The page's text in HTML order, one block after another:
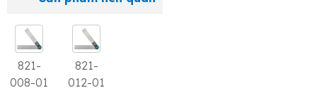
821-
008-01
821-
012-01